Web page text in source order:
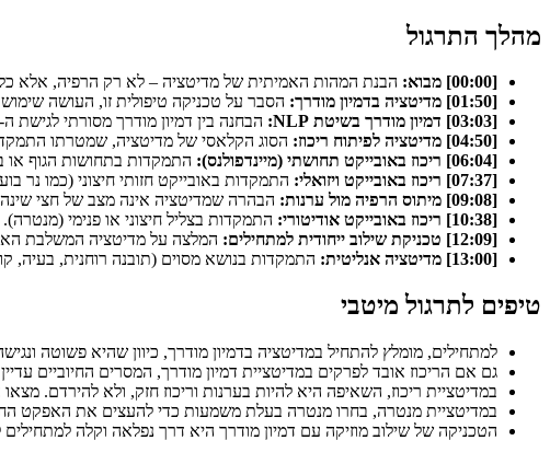
מהלך התרגול
[00:00] מבוא:
הבנת המהות האמיתית של מדיטציה – לא רק הרפיה, אלא
[01:50] מדיטציה בדמיון מודרך:
הסבר על טכניקה טיפולית זו, העושה
[03:03] דמיון מודרך בשיטת NLP:
הבחנה בין דמיון מודרך מסורתי לגישת ה-NLP, המכוונת למטרות ספציפיות ומשלבת טכניקות שפה ייחודיות. סוג זה מומלץ במיוחד למתחילים.
[04:50] מדיטציה לפיתוח ריכוז:
הסוג הקלאסי של מדיטציה, שמטרתו
[06:04] ריכוז באובייקט תחושתי (מיינדפולנס):
התמקדות בתחושות הגוף או
[07:37] ריכוז באובייקט ויזואלי:
התמקדות באובייקט חזותי חיצוני (כמו נר
[09:08] מיתוס הרפיה מול ערנות:
הבהרה שמדיטציה אינה מצב של חצי
[10:38] ריכוז באובייקט אודיטורי:
התמקדות בצליל חיצוני או פנימי
[12:09] טכניקת שילוב ייחודית למתחילים:
המלצה על מדיטציה המשלבת
[13:00] מדיטציה אנליטית:
התמקדות בנושא מסוים (תובנה רוחנית, בעיה,
טיפים לתרגול מיטבי
למתחילים, מומלץ להתחיל במדיטציה בדמיון מודרך, כיוון שהיא פשוטה
גם אם הריכוז אובד לפרקים במדיטציית דמיון מודרך, המסרים החיוביים
במדיטציית ריכוז, השאיפה היא להיות בערנות וריכוז חזק, ולא להירדם. מצאו
במדיטציית מנטרה, בחרו מנטרה בעלת משמעות כדי להעצים את האפקט
הטכניקה של שילוב מוזיקה עם דמיון מודרך היא דרך נפלאה וקלה